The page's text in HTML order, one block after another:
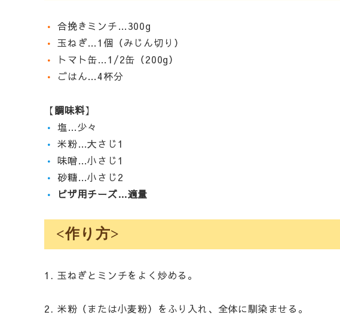
• 合挽きミンチ…300g
• 玉ねぎ…1個（みじん切り）
•
トマト缶…1/2缶（200g）
•
ごはん…4杯分
【調味料】
•塩…少々
• 米粉…大さじ1
•味噌…小さじ1
• 砂糖…小さじ2
•
ピザ用チーズ…適量
<作り方>
1. 玉ねぎとミンチをよく炒める。
2. 米粉（または小麦粉）をふり入れ、全体に馴染ませる。